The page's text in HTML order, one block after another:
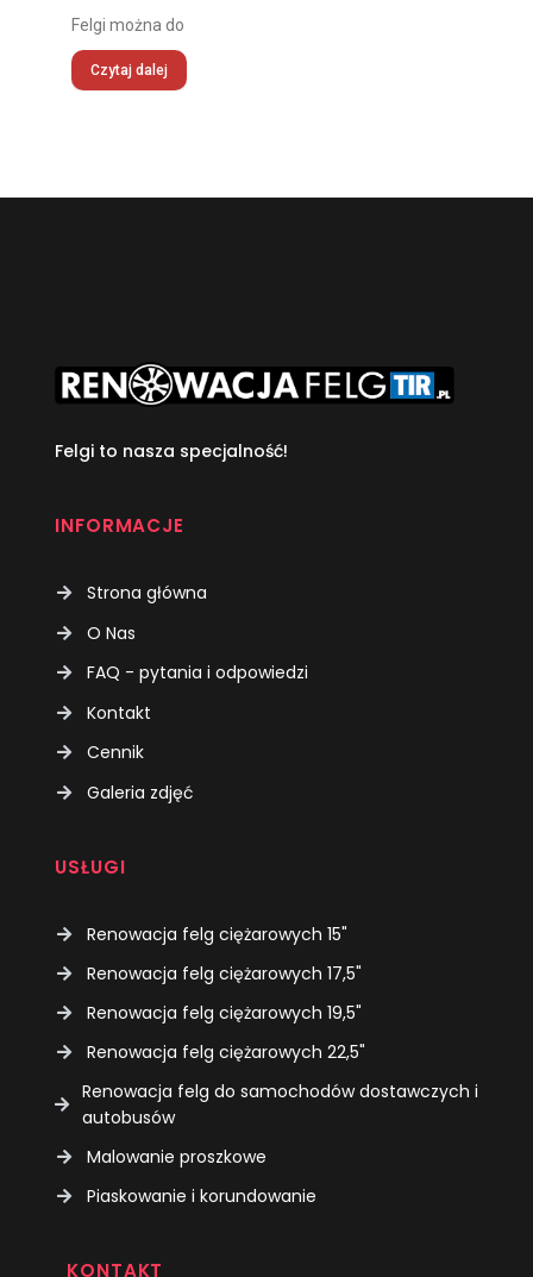
Felgi można do
Czytaj dalej
Felgi to nasza specjalność!
INFORMACJE
Strona główna
O Nas
FAQ - pytania i odpowiedzi
Kontakt
Cennik
Galeria zdjęć
USŁUGI
Renowacja felg ciężarowych 15"
Renowacja felg ciężarowych 17,5"
Renowacja felg ciężarowych 19,5"
Renowacja felg ciężarowych 22,5"
Renowacja felg do samochodów dostawczych i
autobusów
Malowanie proszkowe
Piaskowanie i korundowanie
KONTAKT